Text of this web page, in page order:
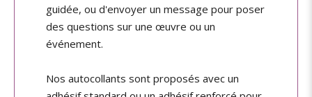
guidée, ou d'envoyer un message pour poser
des questions sur une œuvre ou un
événement.
Nos autocollants sont proposés avec un